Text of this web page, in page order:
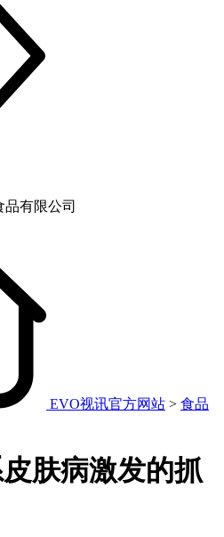
EVO视讯官方网站 > 食品
肤病激发的抓